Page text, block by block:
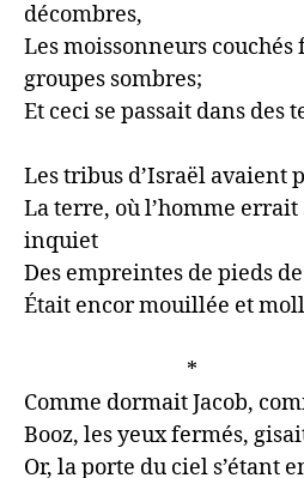
décombres,
Les moissonneurs couchés
groupes sombres;
Et ceci se passait dans des
Les tribus d’Israël avaient
La terre, où l’homme errait
inquiet
Des empreintes de pieds
Était encor mouillée et
Comme dormait Jacob,
Booz, les yeux fermés,
Or, la porte du ciel s’étant